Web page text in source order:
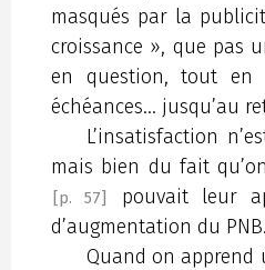
masqués par la
croissance », que pas
en question, tout en
échéances… jusqu’au
L’insatisfaction
mais bien du fait
[p. 57]
pouvait leur
d’augmentation du
Quand on apprend